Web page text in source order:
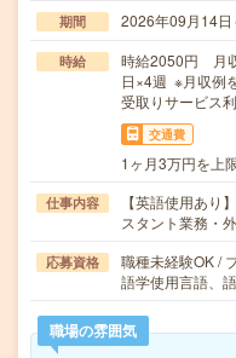
期間 2026年09月14
時給
時給2050円 月
日×4週 ※月収例
受取りサービス
交通費
1ヶ月3万円を上
仕事内容
【英語使用あり
スタント業務・
応募資格
職種未経験OK /
語学使用言語、
職場の雰囲気